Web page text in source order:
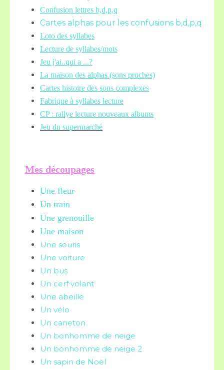
Confusion lettres b,d,p,q
Cartes alphas pour les confusions b,d,p,q
Loto des syllabes
Lecture de syllabes/mots
Jeu j'ai..qui a ...?
La maison des alphas (sons proches)
Cartes histoire des sons complexes
Fabrique à syllabes lecture
CP : rallye lecture nouveaux albums
Jeu du supermarché
Mes découpages
Une fleur
Un train
Une grenouille
Une maison
Une souris
Une voiture
Un bus
Un cerf volant
Une abeille
Un vélo
Un caneton
Un bonhomme de neige
Un bonhomme de neige 2
Un sapin de Noël